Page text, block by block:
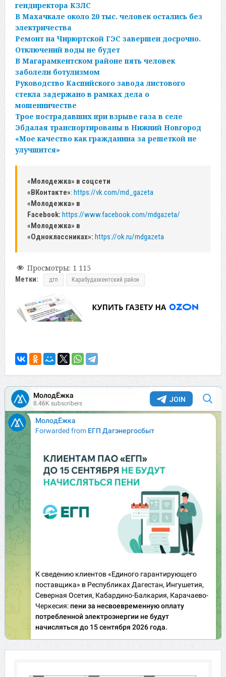
гендиректора КЗЛС
В Махачкале около 20 тыс. человек остались без
электричества
Ремонт на Чирюртской ГЭС завершен досрочно.
Отключений воды не будет
В Магарамкентском районе пять человек
заболели ботулизмом
Руководство Каспийского завода листового
стекла задержано в рамках дела о
мошенничестве
Трое пострадавших при взрыве газа в селе
Эбдалая транспортированы в Нижний Новгород
«Мое качество как гражданина за решеткой не
улучшится»
«Молодежка» в соцсети
«ВКонтакте»: https://vk.com/md_gazeta
«Молодежка» в
Facebook: https://www.facebook.com/mdgazeta/
«Молодежка» в
«Одноклассниках»: https://ok.ru/mdgazeta
Просмотры: 1 115
Метки: дтп Карабудахкентский район